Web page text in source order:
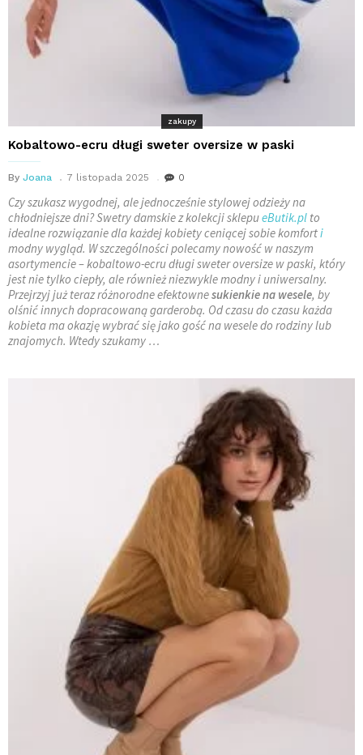
zakupy
Kobaltowo-ecru długi sweter oversize w paski
By Joana 7 listopada 2025 0
Czy szukasz wygodnej, ale jednocześnie stylowej odzieży na
chłodniejsze dni? Swetry damskie z kolekcji sklepueButik.pl to
idealne rozwiązanie dla każdej kobiety ceniącej sobie komforti
modny wygląd. W szczególności polecamy nowość w naszym
asortymencie – kobaltowo-ecru długi sweter oversize w paski, który
jest nie tylko ciepły, ale również niezwykle modny i uniwersalny.
Przejrzyj już teraz różnorodne efektownesukienkie na wesele, by
olśnić innych dopracowaną garderobą. Od czasu do czasu każda
kobieta ma okazję wybrać się jako gość na wesele do rodziny lub
znajomych. Wtedy szukamy …